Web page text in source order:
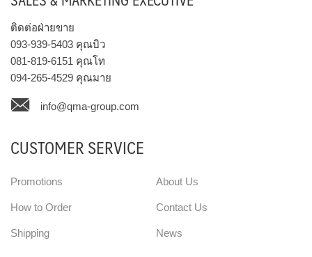
ติดต่อฝ่ายขาย
093-939-5403 คุณบิว
081-819-6151 คุณโท
094-265-4529 คุณมาย
info@qma-group.com
CUSTOMER SERVICE
Promotions
How to Order
Shipping
About Us
Contact Us
News